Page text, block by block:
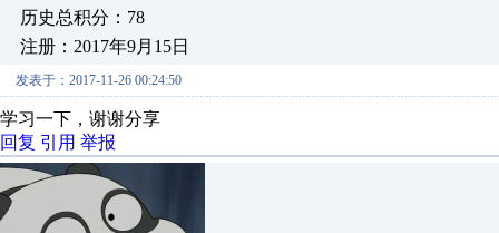
历史总积分：78
注册：2017年9月15日
发表于：2017-11-26 00:24:50
学习一下，谢谢分享
回复 引用 举报